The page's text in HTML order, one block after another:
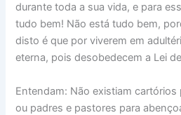
durante toda a sua vida, e para
tudo bem! Não está tudo bem,
disto é que por viverem em
eterna, pois desobedecem a Lei
Entendam: Não existiam
ou padres e pastores para